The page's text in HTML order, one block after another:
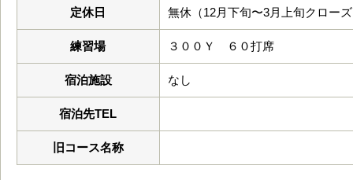
定休日 無休（12月下旬〜3月上旬クロー
練習場 ３００Ｙ ６０打席
宿泊施設 なし
宿泊先TEL
旧コース名称